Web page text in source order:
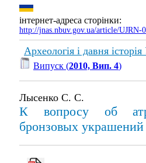
інтернет-адреса сторінки:
http://jnas.nbuv.gov.ua/article/UJRN-
Археологія і давня
Випуск (2010, Вип. 4)
Лысенко С. С.
К вопросу об
бронзовых украшений